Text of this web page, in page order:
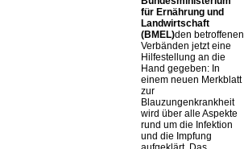
für Ernährung und
Landwirtschaft
(BMEL)den betroffenen
Verbänden jetzt eine
Hilfestellung an die
Hand gegeben: In
einem neuen Merkblatt
zur
Blauzungenkrankheit
wird über alle Aspekte
rund um die Infektion
und die Impfung